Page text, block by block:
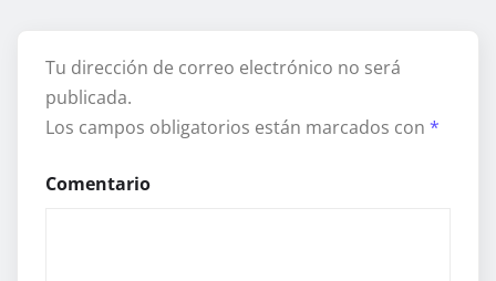
Tu dirección de correo electrónico no será
publicada.
Los campos obligatorios están marcados con *
Comentario